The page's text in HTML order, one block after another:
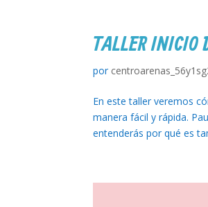
TALLER INICIO
por
En este taller veremos
manera fácil y rápida.
entenderás por qué es